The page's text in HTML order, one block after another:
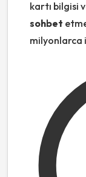
kartı bilgisi
sohbet
milyonlarca